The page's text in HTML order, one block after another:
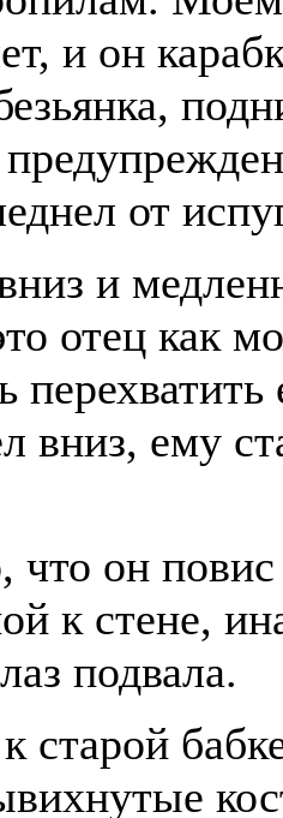
и он
от
и
отец как
вниз, ему
что он
к стене,
подвала.
старой